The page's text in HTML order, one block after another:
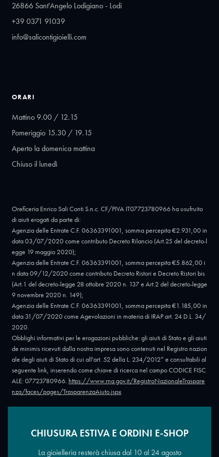
26866 Sant'Angelo Lodigiano - Lodi
+39 0371 91039
info@salicontigioielli.com
ORARI
Mattino 9.00 / 12.15
Pomeriggio 15.30 / 19.15
Aperto la domenica mattina
Chiuso il lunedì
Oreficeria Enrico Sali Conti S.n.c. CF/PIVA IT07723780966 ha usufruito
di aiuti erogati da parte di:
Agenzia delle Entrate C.F. 06363391001, somma percepita €2.931,00 in
data 03/07/2020 come contributo Decreto Rilancio (Art.25 del decreto-l
egge 19 maggio 2020);
Agenzia delle Entrate C.F. 06363391001, somma percepita €5.862,00 i
n data 09/12/2020 come contributo Decreto Ristori e Decreto Ristori bis
(Art.1 del decreto-legge 28 ottobre 2020 n. 137 e Art.2 del decreto-legge
9 novembre 2020 n. 149);
Agenzia delle Entrate C.F. 06363391001, somma percepita €1.185,00 in
data 31/07/2020 come Agevolazioni in materia di IRAP art. 24 D.L. 34/
2020.
Obblighi informativi per le erogazioni pubbliche: gli aiuti di Stato e gli aiuti
de minimis ricevuti dalla nostra impresa sono contenuti nel Registro nazion
ale degli aiuti di Stato di cui all'art. 52 della L. 234/2012” e consultabili al
seguente link, inserendo come chiave di ricerca nel campo CODICE FISC
ALE: 07723780966. https://www.rna.gov.it/RegistroNazionaleTraspare
nza/faces/pages/TrasparenzaAiuto.jspx
Copyright © 2026 - Oreficeria Enrico Sali Conti e C. snc - Partita IVA
CHIUSURA ESTIVA E ORDINI E-SHOP
La gioielleria resterà chiusa dal 10 al 24 agosto